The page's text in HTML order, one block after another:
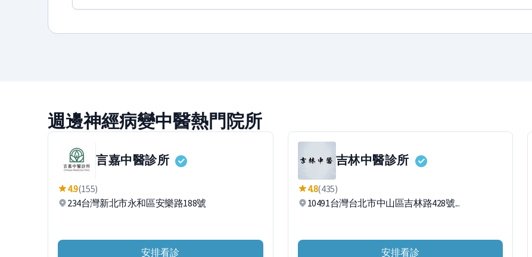
週邊神經病變中醫熱門院所
言嘉中醫診所
4.9(155)
234台灣新北市永和區安樂路188號
安排看診
吉林中醫診所
4.8(435)
10491台灣台北市中山區吉林路428號...
安排看診